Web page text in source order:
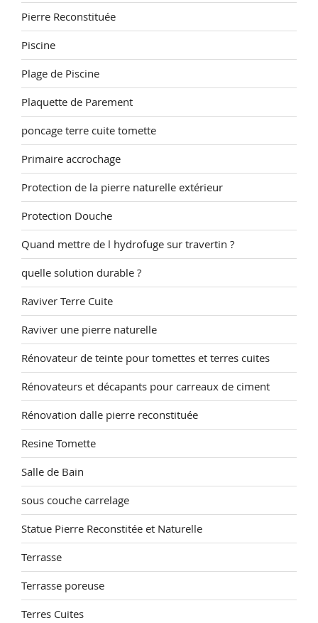
Pierre Reconstituée
Piscine
Plage de Piscine
Plaquette de Parement
poncage terre cuite tomette
Primaire accrochage
Protection de la pierre naturelle extérieur
Protection Douche
Quand mettre de l hydrofuge sur travertin ?
quelle solution durable ?
Raviver Terre Cuite
Raviver une pierre naturelle
Rénovateur de teinte pour tomettes et terres cuites
Rénovateurs et décapants pour carreaux de ciment
Rénovation dalle pierre reconstituée
Resine Tomette
Salle de Bain
sous couche carrelage
Statue Pierre Reconstitée et Naturelle
Terrasse
Terrasse poreuse
Terres Cuites